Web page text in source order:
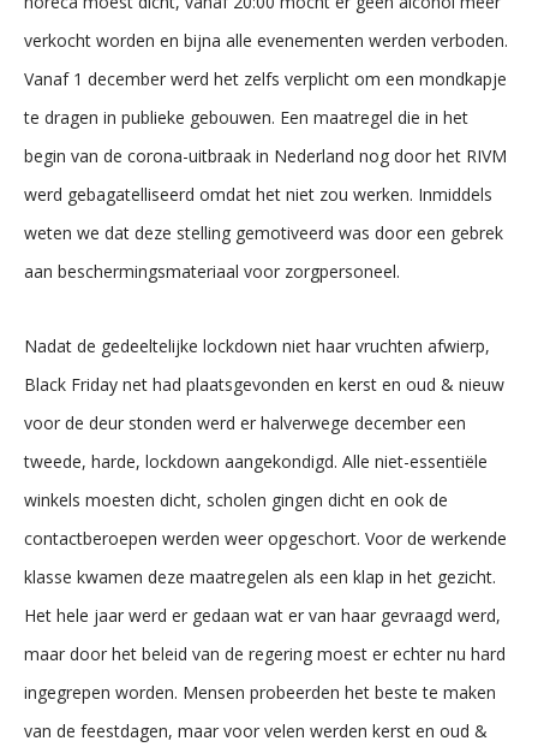
verkocht worden en bijna alle evenementen werden verboden.
Vanaf 1 december werd het zelfs verplicht om een mondkapje
te dragen in publieke gebouwen. Een maatregel die in het
begin van de corona-uitbraak in Nederland nog door het RIVM
werd gebagatelliseerd omdat het niet zou werken. Inmiddels
weten we dat deze stelling gemotiveerd was door een gebrek
aan beschermingsmateriaal voor zorgpersoneel.
Nadat de gedeeltelijke lockdown niet haar vruchten afwierp,
Black Friday net had plaatsgevonden en kerst en oud & nieuw
voor de deur stonden werd er halverwege december een
tweede, harde, lockdown aangekondigd. Alle niet-essentiële
winkels moesten dicht, scholen gingen dicht en ook de
contactberoepen werden weer opgeschort. Voor de werkende
klasse kwamen deze maatregelen als een klap in het gezicht.
Het hele jaar werd er gedaan wat er van haar gevraagd werd,
maar door het beleid van de regering moest er echter nu hard
ingegrepen worden. Mensen probeerden het beste te maken
van de feestdagen, maar voor velen werden kerst en oud &